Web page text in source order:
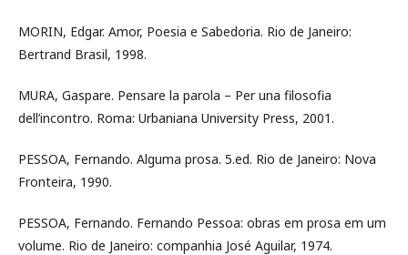
MORIN, Edgar. Amor, Poesia e Sabedoria. Rio de Janeiro:
Bertrand Brasil, 1998.
MURA, Gaspare. Pensare la parola – Per una filosofia
dell’incontro. Roma: Urbaniana University Press, 2001.
PESSOA, Fernando. Alguma prosa. 5.ed. Rio de Janeiro: Nova
Fronteira, 1990.
PESSOA, Fernando. Fernando Pessoa: obras em prosa em um
volume. Rio de Janeiro: companhia José Aguilar, 1974.